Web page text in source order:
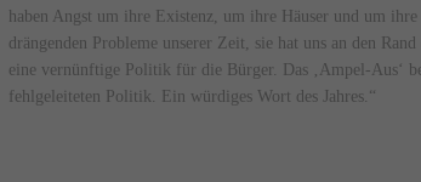
haben Angst um ihre Existenz, um ihre Häuser und um
drängenden Probleme unserer Zeit, sie hat uns an den
eine vernünftige Politik für die Bürger. Das ‚Ampel-Aus‘
fehlgeleiteten Politik. Ein würdiges Wort des Jahres.“